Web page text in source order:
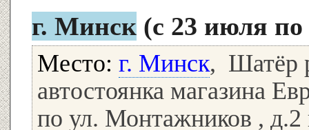
г. Минск (с 23 июля по
Место: г. Минск, Шатёр
автостоянка магазина
по ул. Монтажников ,